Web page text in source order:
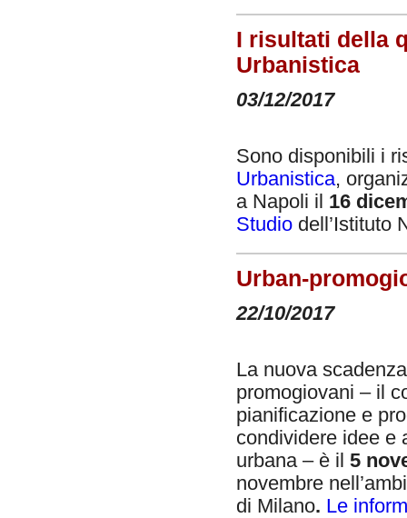
I risultati della
Urbanistica
03/12/2017
Sono disponibili i
Urbanistica,
a Napoli il 16
Studio dell’Istituto
Urban-
22/10/2017
La nuova
promogiovani – il
pianificazione e
condividere idee e
urbana – è il 5
novembre
di Milano. Le